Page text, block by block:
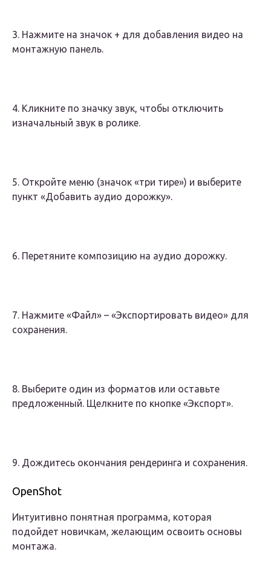
3. Нажмите на значок + для добавления видео на
монтажную панель.
4. Кликните по значку звук, чтобы отключить
изначальный звук в ролике.
5. Откройте меню (значок «три тире») и выберите
пункт «Добавить аудио дорожку».
6. Перетяните композицию на аудио дорожку.
7. Нажмите «Файл» – «Экспортировать видео» для
сохранения.
8. Выберите один из форматов или оставьте
предложенный. Щелкните по кнопке «Экспорт».
9. Дождитесь окончания рендеринга и сохранения.
OpenShot
Интуитивно понятная программа, которая
подойдет новичкам, желающим освоить основы
монтажа.